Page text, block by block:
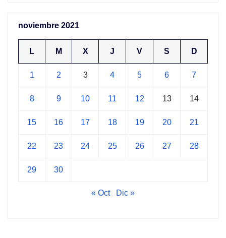
noviembre 2021
L M X J V S D
1 2 3 4 5 6 7
8 9 10 11 12 13 14
15 16 17 18 19 20 21
22 23 24 25 26 27 28
29 30
« Oct Dic »